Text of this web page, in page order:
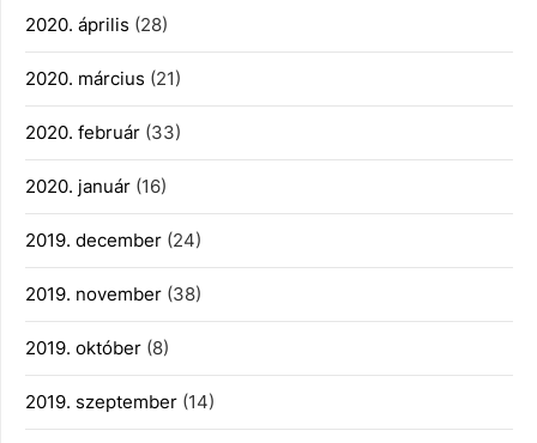
2020. április (28)
2020. március (21)
2020. február (33)
2020. január (16)
2019. december (24)
2019. november (38)
2019. október (8)
2019. szeptember (14)